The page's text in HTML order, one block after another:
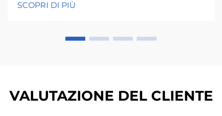
SCOPRI DI PIÙ
VALUTAZIONE DEL CLIENTE